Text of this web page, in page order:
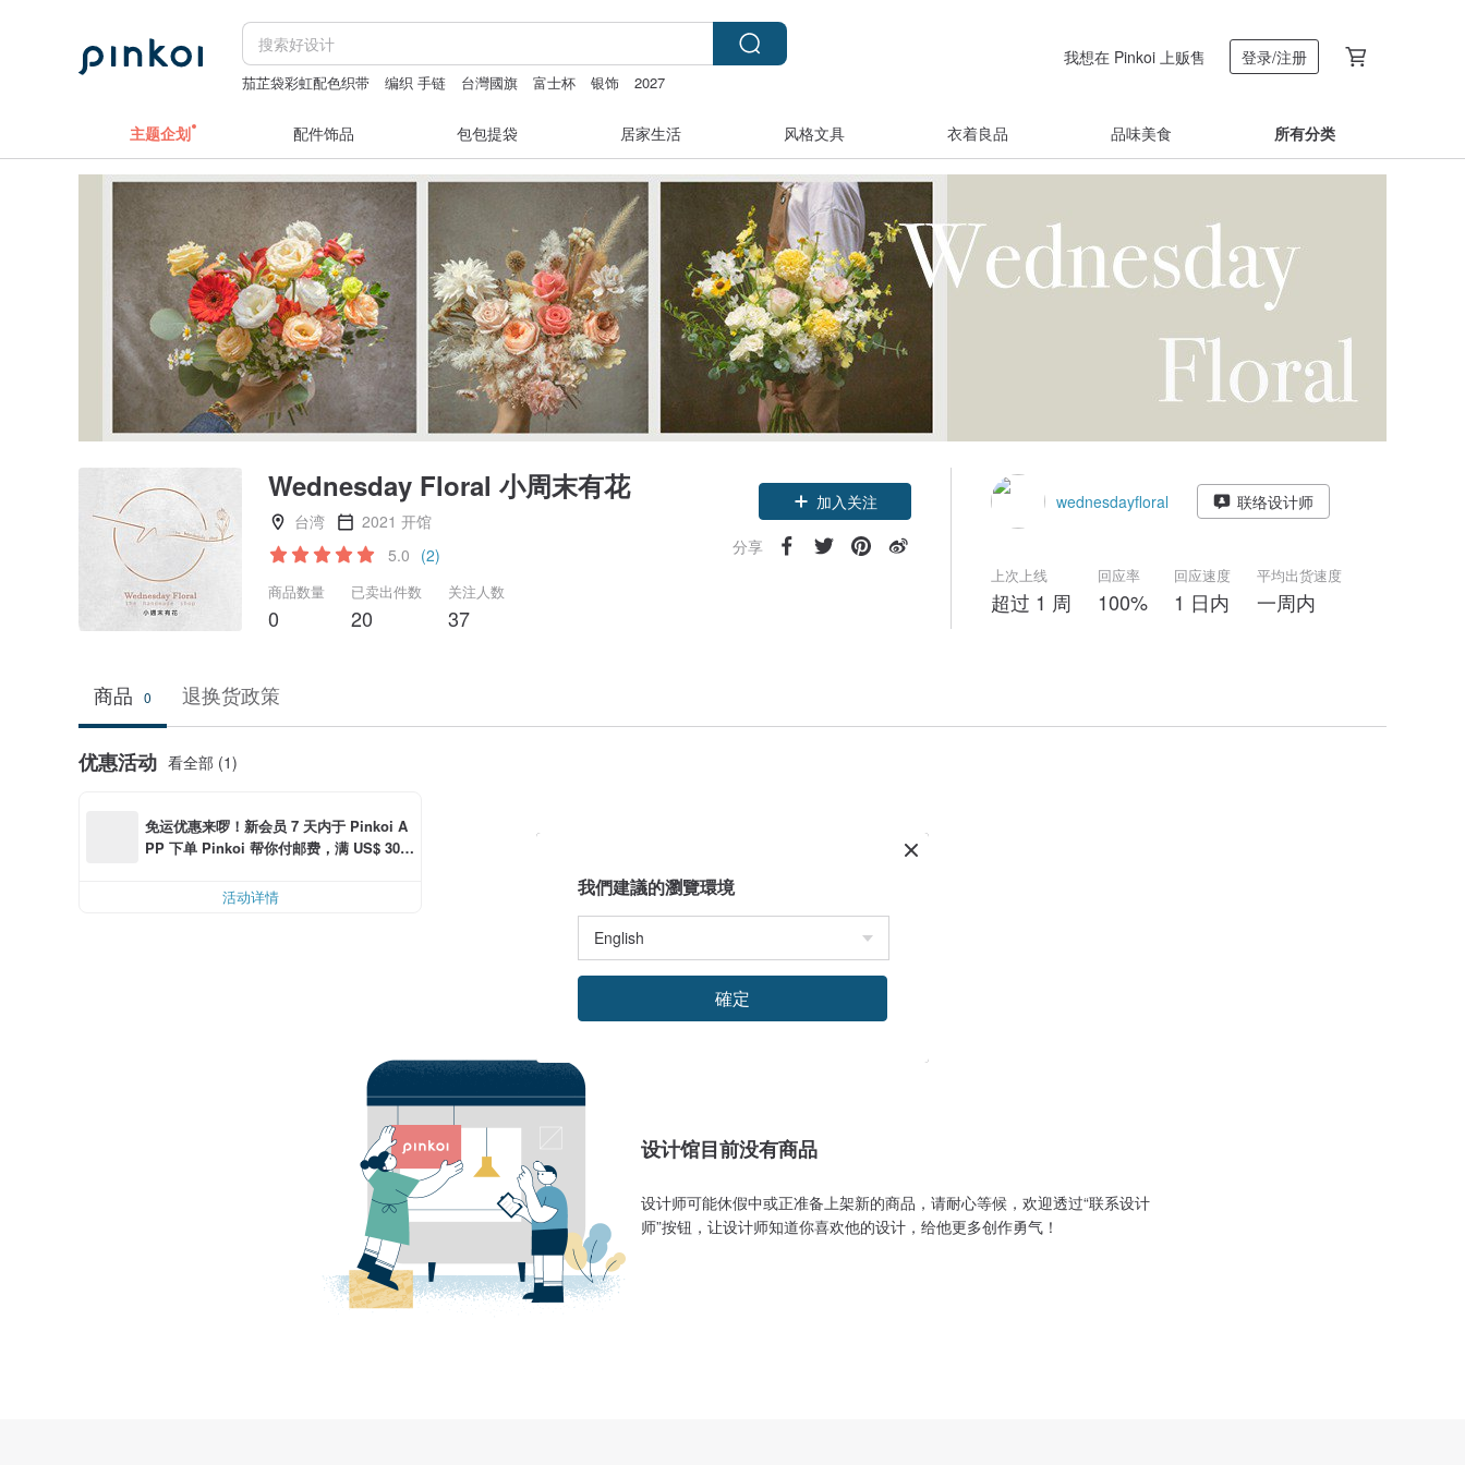
茄芷袋彩虹配色织带 编织 手链 台灣國旗 富士杯 银饰
2027
我想在 Pinkoi 上贩售 登录/注册
主题企划 配件饰品 包包提袋 居家生活 风格文具 衣着良品 品味美食 所有分类
Wednesday Floral 小周末有花
台湾
2021 开馆
5.0 (2)
商品数量
0
已卖出件数
20
关注人数
37
加入关注
分享
wednesdayfloral 联络设计师
上次上线
超过 1 周
回应率
100%
回应速度
1 日内
平均出货速度
一周内
商品 0 退换货政策
优惠活动 看全部 (1)
免运优惠来啰！新会员 7 天内于 Pinkoi A
PP 下单 Pinkoi 帮你付邮费，满 US$ 30.0
活动详情
设计馆目前没有商品
设计师可能休假中或正准备上架新的商品，请耐心等候，欢迎透过“联系设计
师”按钮，让设计师知道你喜欢他的设计，给他更多创作勇气！
我們建議的瀏覽環境
確定